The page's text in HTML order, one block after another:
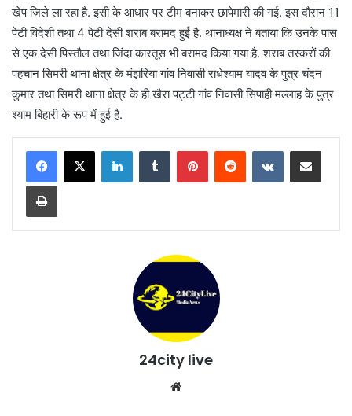
खेप जिले ला रहा है. इसी के आधार पर टीम बनाकर छापेमारी की गई. इस दौरान 11
पेटी विदेशी तथा 4 पेटी देसी शराब बरामद हुई है. थानाध्यक्ष ने बताया कि उनके पास
से एक देसी पिस्तौल तथा जिंदा कारतूस भी बरामद किया गया है. शराब तस्करों की
पहचान सिमरी थाना क्षेत्र के मंझरिया गांव निवासी राधेश्याम यादव के पुत्र चंदन
कुमार तथा सिमरी थाना क्षेत्र के ही खैरा पट्टी गांव निवासी सिपाही मल्लाह के पुत्र
श्याम बिहारी के रूप में हुई है.
LinkedInTumblr PinterestReddit VKontakteShare via Email
Print
24city live